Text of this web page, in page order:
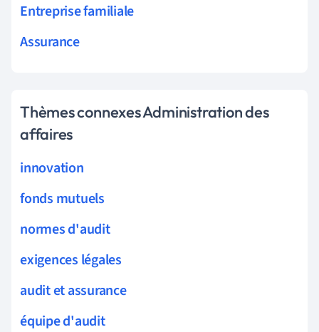
Entreprise familiale
Assurance
Thèmes connexes Administration des
affaires
innovation
fonds mutuels
normes d'audit
exigences légales
audit et assurance
équipe d'audit